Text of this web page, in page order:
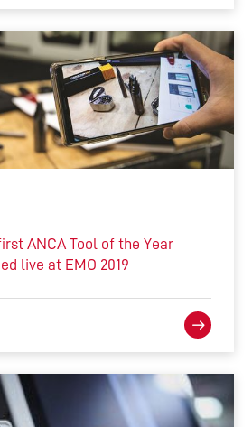
ANCA Tool of the Year
live at EMO 2019